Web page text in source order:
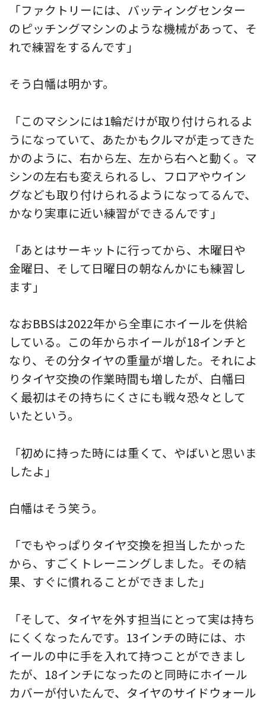
「ファクトリーには、バッティングセンター
のピッチングマシンのような機械があって、そ
れで練習をするんです」
そう白幡は明かす。
「このマシンには1輪だけが取り付けられるよ
うになっていて、あたかもクルマが走ってきた
かのように、右から左、左から右へと動く。マ
シンの左右も変えられるし、フロアやウイン
グなども取り付けられるようになってるんで、
かなり実車に近い練習ができるんです」
「あとはサーキットに行ってから、木曜日や
金曜日、そして日曜日の朝なんかにも練習し
ます」
なおBBSは2022年から全車にホイールを供給
している。この年からホイールが18インチと
なり、その分タイヤの重量が増した。それによ
りタイヤ交換の作業時間も増したが、白幡曰
く最初はその持ちにくさにも戦々恐々として
いたという。
「初めに持った時には重くて、やばいと思いま
したよ」
白幡はそう笑う。
「でもやっぱりタイヤ交換を担当したかった
から、すごくトレーニングしました。その結
果、すぐに慣れることができました」
「そして、タイヤを外す担当にとって実は持ち
にくくなったんです。13インチの時には、ホ
イールの中に手を入れて持つことができまし
たが、18インチになったのと同時にホイール
カバーが付いたんで、タイヤのサイドウォール